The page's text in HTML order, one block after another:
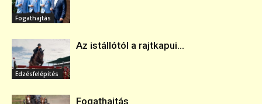
Fogathajtás
Edzésfelépítés
Az istállótól a rajtkapui...
Fogathajtás